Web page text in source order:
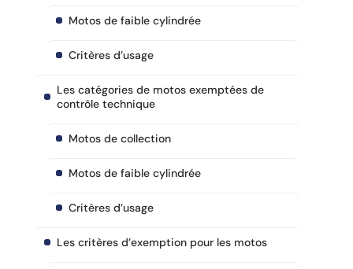
Motos de faible cylindrée
Critères d’usage
Les catégories de motos exemptées de
contrôle technique
Motos de collection
Motos de faible cylindrée
Critères d’usage
Les critères d’exemption pour les motos